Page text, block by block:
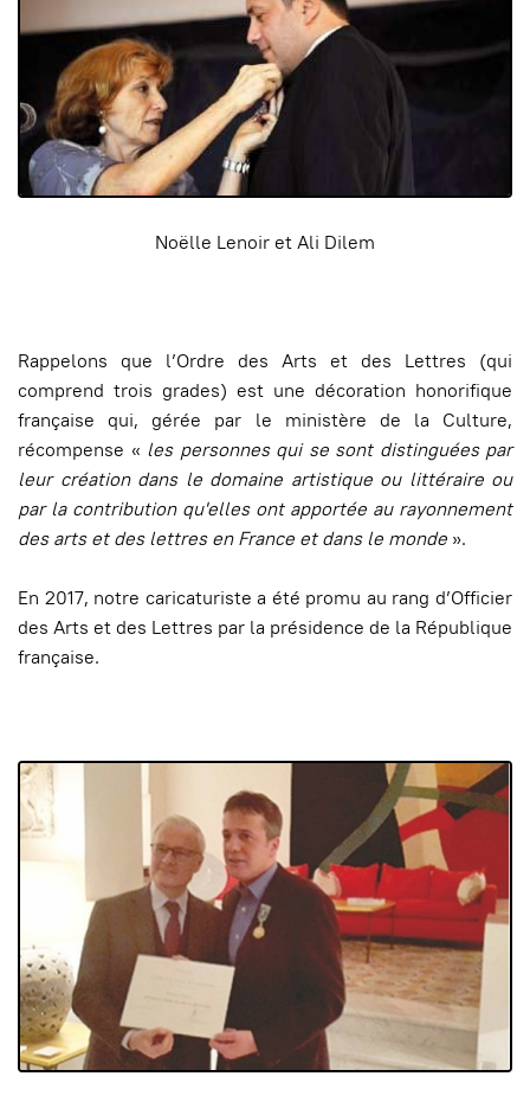
Noëlle Lenoir et Ali Dilem
Rappelons que l’Ordre des Arts et des Lettres (qui
comprend trois grades) est une décoration honorifique
française qui, gérée par le ministère de la Culture,
récompense « les personnes qui se sont distinguées par
leur création dans le domaine artistique ou littéraire ou
par la contribution qu'elles ont apportée au rayonnement
des arts et des lettres en France et dans le monde ».
En 2017, notre caricaturiste a été promu au rang d’Officier
des Arts et des Lettres par la présidence de la République
française.